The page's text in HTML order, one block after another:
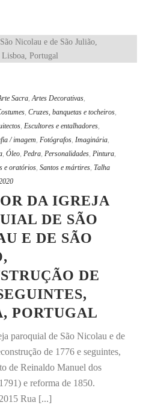
Sacra,Artes Decorativas,
, Cruzes, banquetas e tocheiros,
, Escultores e entalhadores,
/ imagem, Fotógrafos, Imaginária,
, Óleo, Pedra, Personalidades, Pintura,
e oratórios, Santos e mártires, Talha
DA IGREJA
DE SÃO
E DE SÃO
DE
PORTUGAL
paroquial de São Nicolau e de
de 1776 e seguintes,
de Reinaldo Manuel dos
e reforma de 1850.
Rua [...]